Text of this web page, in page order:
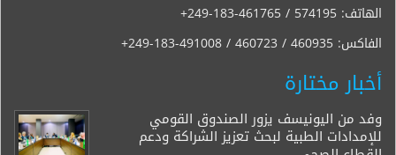
الهاتف: +249-183-461765 / 574195
الفاكس: +249-183-491008 / 460723 / 460935
أخبار مختارة
وفد من اليونيسف يزور الصندوق القومي
للإمدادات الطبية لبحث تعزيز الشراكة ودعم